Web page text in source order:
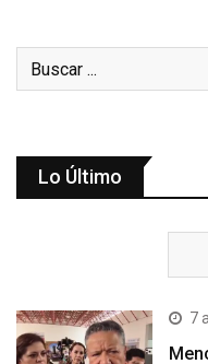
Lo Último
7